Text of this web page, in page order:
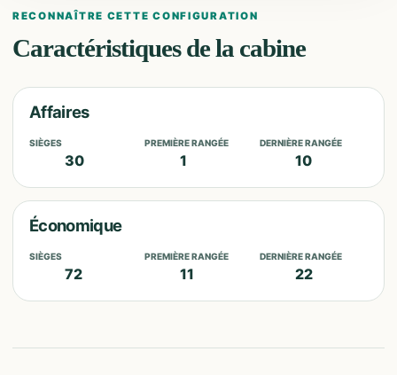
RECONNAÎTRE CETTE CONFIGURATION
Caractéristiques de la cabine
Affaires
SIÈGES
30
PREMIÈRE RANGÉE
1
DERNIÈRE RANGÉE
10
Économique
SIÈGES
72
PREMIÈRE RANGÉE
11
DERNIÈRE RANGÉE
22